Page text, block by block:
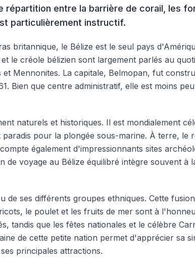
répartition entre la barrière de corail, les
particulièrement instructif.
britannique, le Bélize est le seul pays
le créole bélizien sont largement parlés au
et Mennonites. La capitale, Belmopan, fut
Bien que centre administratif, elle est moins
naturels et historiques. Il est mondialement
pour la plongée sous-marine. À terre,
également d'impressionnants sites
voyage au Bélize équilibré intègre souvent à
de ses différents groupes ethniques. Cette
le poulet et les fruits de mer sont à
tandis que les fêtes nationales et le célèbre
de cette petite nation permet d'apprécier sa
principales attractions.